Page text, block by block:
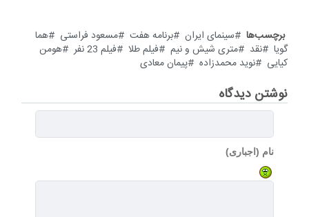
برچسب‌ها سینمای ایران برنامه هفت مسعود فراستی
هما
گویا
نقد متری شیش و نیم فیلم طلا فیلم 23 نفر
هومن
کیایی
نوید محمدزاده پیمان معادی
نوشتن دیدگاه
نام (اجباری)